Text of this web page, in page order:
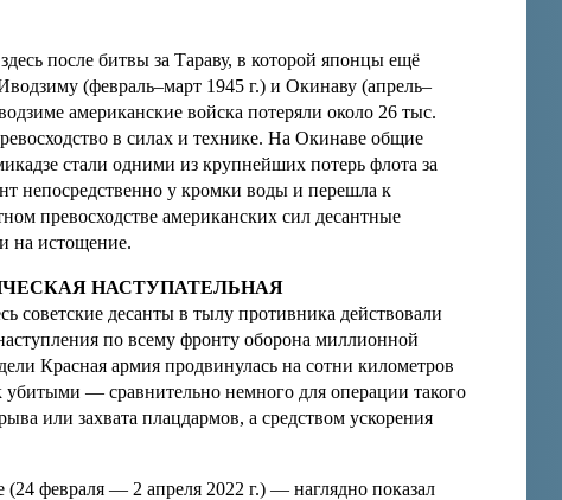
после битвы за Тараву, в которой японцы ещё
(февраль–март 1945 г.) и Окинаву (апрель–
американские войска потеряли около 26 тыс.
в силах и технике. На Окинаве общие
стали одними из крупнейших потерь флота за
непосредственно у кромки воды и перешла к
превосходстве американских сил десантные
на истощение.
НАСТУПАТЕЛЬНАЯ
советские десанты в тылу противника действовали
по всему фронту оборона миллионной
Красная армия продвинулась на сотни километров
убитыми — сравнительно немного для операции такого
или захвата плацдармов, а средством ускорения
февраля — 2 апреля 2022 г.) — наглядно показал